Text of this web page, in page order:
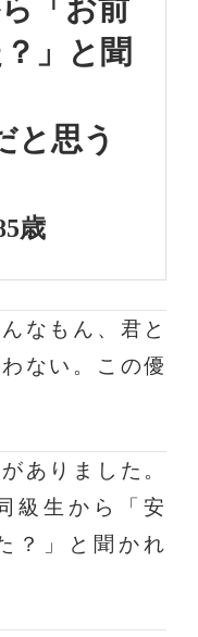
「お前
」
と聞
と思う
歳
なもん、君と
ない。この優
ありました。
級生から「安
？」と聞かれ